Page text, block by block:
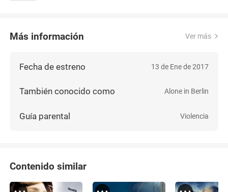
Más información Ver más
Fecha de estreno 13 de Ene de 2017
También conocido como Alone in Berlin
Guía parental Violencia
Contenido similar